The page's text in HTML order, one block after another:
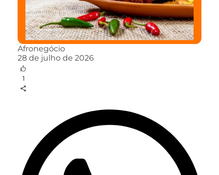
Afronegócio
28 de julho de 2026
1